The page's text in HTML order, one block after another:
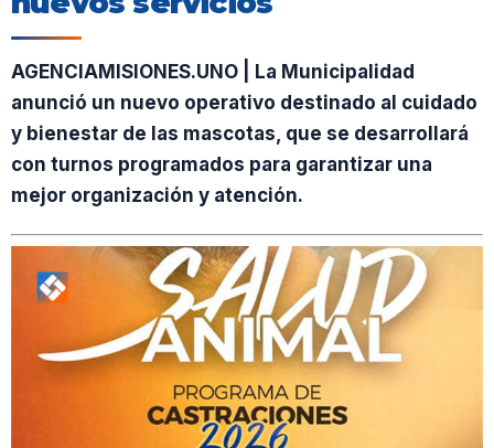
AGENCIAMISIONES.UNO | La Municipalidad
anunció un nuevo operativo destinado al cuidado
y bienestar de las mascotas, que se desarrollará
con turnos programados para garantizar una
mejor organización y atención.